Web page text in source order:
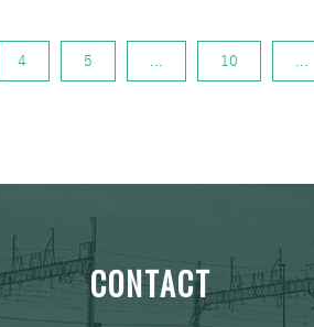
4 5 ... 10 ...
CONTACT